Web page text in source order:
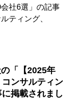
会社6選」の記事
ティング、
して、詳細は以
のおすすめSEO
「【2025年
ンサルティン
掲載されまし